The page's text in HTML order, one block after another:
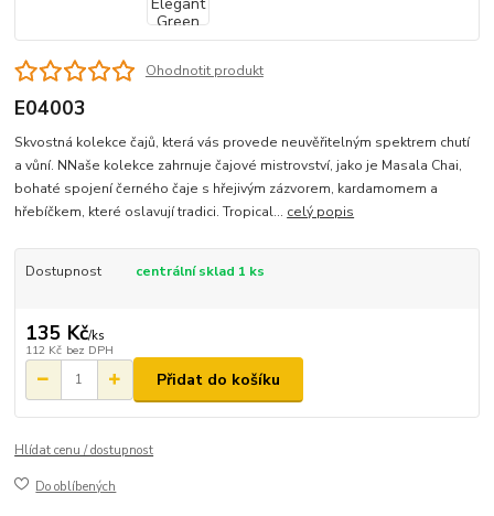
Ohodnotit produkt
E04003
Skvostná kolekce čajů, která vás provede neuvěřitelným spektrem chutí
a vůní. NNaše kolekce zahrnuje čajové mistrovství, jako je Masala Chai,
bohaté spojení černého čaje s hřejivým zázvorem, kardamomem a
hřebíčkem, které oslavují tradici. Tropical... celý popis
Dostupnost centrální sklad 1 ks
135 Kč/ks
112 Kč bez DPH
Přidat do košíku
Hlídat cenu / dostupnost
Do oblíbených